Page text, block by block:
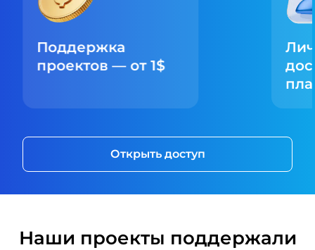
Поддержка
проектов — от 1$
Открыть доступ
Наши проекты поддержали